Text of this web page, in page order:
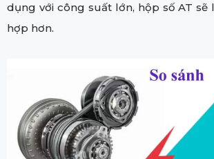
dụng với công suất lớn, hộp số AT
hợp hơn.